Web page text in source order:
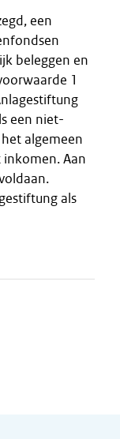
een
beleggen en
1
een niet-
algemeen
Aan
als